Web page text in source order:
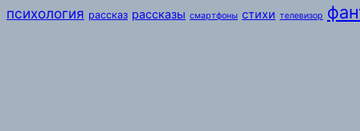
психология рассказ рассказы смартфоны стихи телевизор